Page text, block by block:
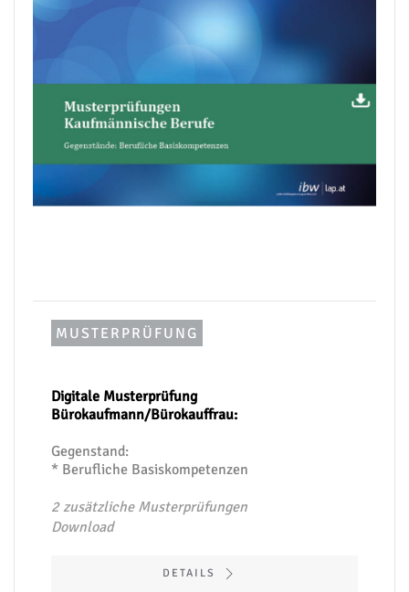
MUSTERPRÜFUNG
Digitale Musterprüfung
Bürokaufmann/Bürokauffrau:
Gegenstand:
* Berufliche Basiskompetenzen
2 zusätzliche Musterprüfungen
Download
DETAILS